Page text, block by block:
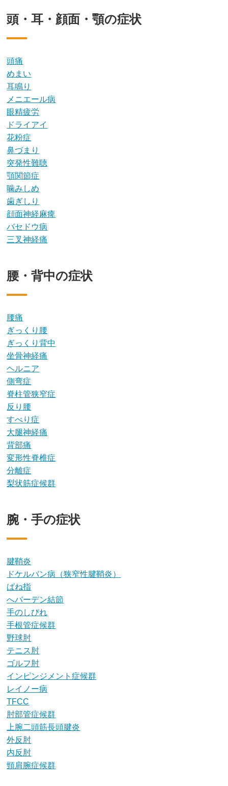
頭・耳・顔面・顎の症状
頭痛
めまい
耳鳴り
メニエール病
眼精疲労
ドライアイ
花粉症
鼻づまり
突発性難聴
顎関節症
噛みしめ
歯ぎしり
顔面神経麻痺
バセドウ病
三叉神経痛
腰・背中の症状
腰痛
ぎっくり腰
ぎっくり背中
坐骨神経痛
ヘルニア
側弯症
脊柱管狭窄症
反り腰
すべり症
大腿神経痛
背部痛
変形性脊椎症
分離症
梨状筋症候群
腕・手の症状
腱鞘炎
ドケルバン病（狭窄性腱鞘炎）
ばね指
へバーデン結節
手のしびれ
手根管症候群
野球肘
テニス肘
ゴルフ肘
インピンジメント症候群
レイノー病
TFCC
肘部管症候群
上腕二頭筋長頭腱炎
外反肘
内反肘
頸肩腕症候群